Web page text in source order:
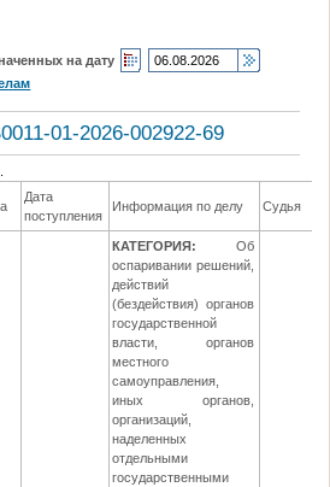
на дату
01-2026-002922-69
Дата
поступления
Информация по делу Судья
КАТЕГОРИЯ:
Об
оспаривании решений,
действий
(бездействия) органов
государственной
власти, органов
местного
самоуправления,
иных органов,
организаций,
наделенных
отдельными
государственными